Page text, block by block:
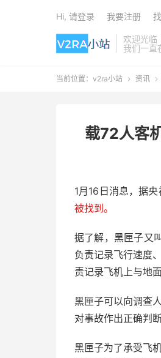
欢迎光临
我们一直
Hi, 请登录 我要注册
当前位置： v2ra小站  资讯 
载72人客
1月16日消息，据
被找到。
据了解，黑匣子又
负责记录飞行速度
责记录飞机上与地
黑匣子可以向调查
对事故作出正确判
黑匣子为了承受飞